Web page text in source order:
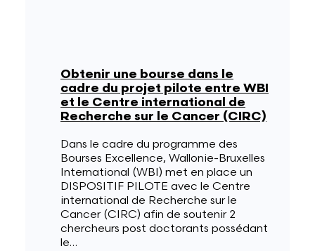
Obtenir une bourse dans le
cadre du projet pilote entre WBI
et le Centre international de
Recherche sur le Cancer (CIRC)
Dans le cadre du programme des
Bourses Excellence, Wallonie-Bruxelles
International (WBI) met en place un
DISPOSITIF PILOTE avec le Centre
international de Recherche sur le
Cancer (CIRC) afin de soutenir 2
chercheurs post doctorants possédant
le…